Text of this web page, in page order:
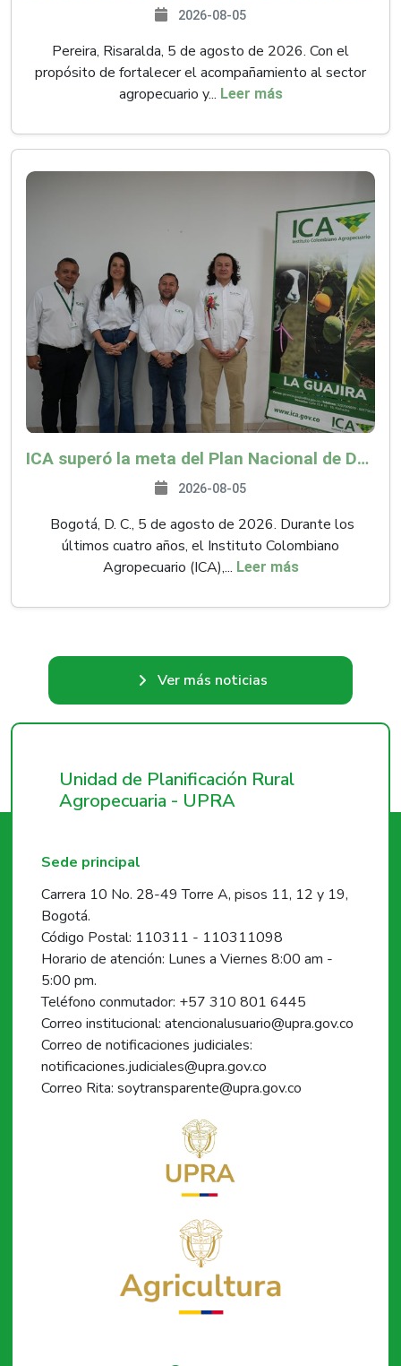
2026-08-05
Pereira, Risaralda, 5 de agosto de 2026. Con el
propósito de fortalecer el acompañamiento al sector
agropecuario y... Leer más
ICA superó la meta del Plan Nacional de Desarrollo y abrió 61 mercados internacionales
2026-08-05
Bogotá, D. C., 5 de agosto de 2026. Durante los
últimos cuatro años, el Instituto Colombiano
Agropecuario (ICA),... Leer más
Ver más noticias
Unidad de Planificación Rural
Agropecuaria - UPRA
Sede principal
Carrera 10 No. 28-49 Torre A, pisos 11, 12 y 19,
Bogotá.
Código Postal: 110311 - 110311098
Horario de atención: Lunes a Viernes 8:00 am -
5:00 pm.
Teléfono conmutador: +57 310 801 6445
Correo institucional: atencionalusuario@upra.gov.co
Correo de notificaciones judiciales:
notificaciones.judiciales@upra.gov.co
Correo Rita: soytransparente@upra.gov.co